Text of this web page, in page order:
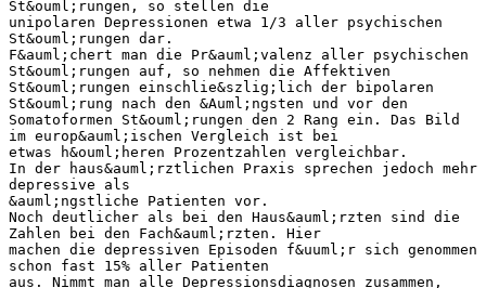
St&ouml;rungen, so stellen die
unipolaren Depressionen etwa 1/3 aller psychischen
St&ouml;rungen dar.
F&auml;chert man die Pr&auml;valenz aller psychischen
St&ouml;rungen auf, so nehmen die Affektiven
St&ouml;rungen einschlie&szlig;lich der bipolaren
St&ouml;rung nach den &Auml;ngsten und vor den
Somatoformen St&ouml;rungen den 2 Rang ein. Das Bild
im europ&auml;ischen Vergleich ist bei
etwas h&ouml;heren Prozentzahlen vergleichbar.
In der haus&auml;rztlichen Praxis sprechen jedoch mehr
depressive als
&auml;ngstliche Patienten vor.
Noch deutlicher als bei den Haus&auml;rzten sind die
Zahlen bei den Fach&auml;rzten. Hier
machen die depressiven Episoden f&uuml;r sich genommen
schon fast 15% aller Patienten
aus. Nimmt man alle Depressionsdiagnosen zusammen,